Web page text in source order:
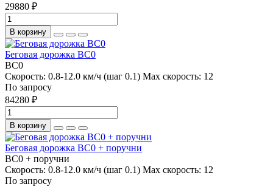
29880 ₽
В корзину
Беговая дорожка BC0
BC0
Скорость: 0.8-12.0 км/ч (шаг 0.1) Max скорость: 12
По запросу
84280 ₽
В корзину
Беговая дорожка BC0 + поручни
BC0 + поручни
Скорость: 0.8-12.0 км/ч (шаг 0.1) Max скорость: 12
По запросу